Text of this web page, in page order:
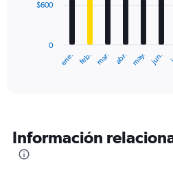
The
categories.
The
ene. feb. mar. abr. may. jun.
0
$600
Información